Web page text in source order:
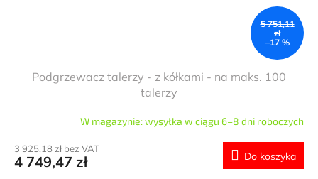
5 751,11
zł
–17 %
Podgrzewacz talerzy - z kółkami - na maks. 100
talerzy
W magazynie: wysyłka w ciągu 6–8 dni roboczych
3 925,18 zł bez VAT
4 749,47 zł Do koszyka